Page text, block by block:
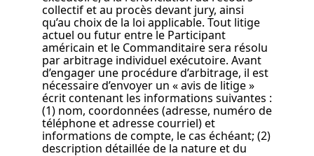
collectif et au procès devant jury, ainsi
qu’au choix de la loi applicable. Tout litige
actuel ou futur entre le Participant
américain et le Commanditaire sera résolu
par arbitrage individuel exécutoire. Avant
d’engager une procédure d’arbitrage, il est
nécessaire d’envoyer un « avis de litige »
écrit contenant les informations suivantes :
(1) nom, coordonnées (adresse, numéro de
téléphone et adresse courriel) et
informations de compte, le cas échéant; (2)
description détaillée de la nature et du